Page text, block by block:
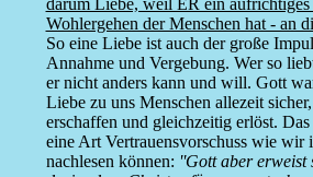
darum Liebe, weil ER ein aufrichtiges
Wohlergehen der Menschen hat - an
So eine Liebe ist auch der große
Annahme und Vergebung. Wer so
er nicht anders kann und will. Gott
Liebe zu uns Menschen allezeit
erschaffen und gleichzeitig erlöst. Das
eine Art Vertrauensvorschuss wie wir
nachlesen können: ''Gott aber erweist